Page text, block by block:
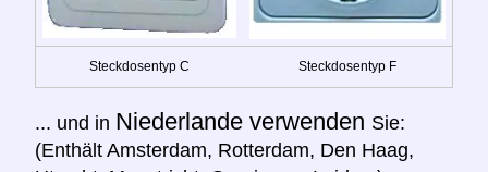
Steckdosentyp C Steckdosentyp F
... und in Niederlande verwenden Sie:
(Enthält Amsterdam, Rotterdam, Den Haag,